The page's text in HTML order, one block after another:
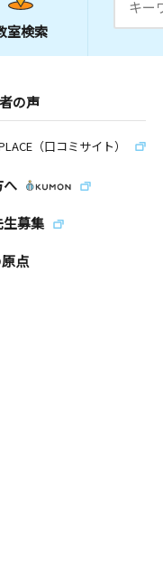
室検索
の声
（口コミサイト）
へ
生募集
点